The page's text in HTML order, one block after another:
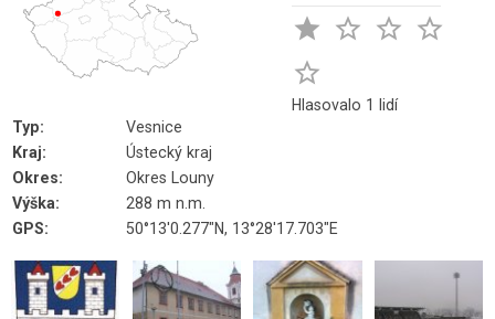
   

Hlasovalo 1 lidí
Typ:
Vesnice
Kraj:
Ústecký kraj
Okres:
Okres Louny
Výška:
288 m n.m.
GPS:
50°13'0.277"N, 13°28'17.703"E